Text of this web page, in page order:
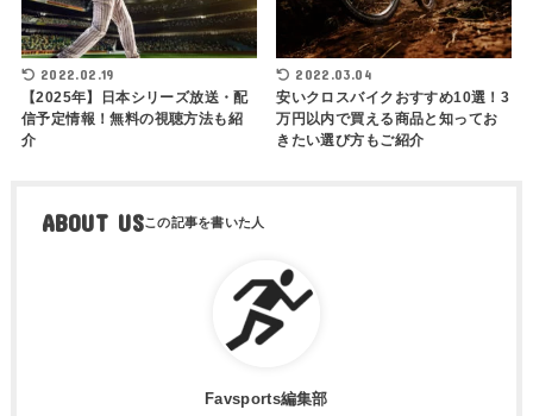
2022.02.19
【2025年】日本シリーズ放送・配
信予定情報！無料の視聴方法も紹
介
2022.03.04
安いクロスバイクおすすめ10選！3
万円以内で買える商品と知ってお
きたい選び方もご紹介
ABOUT US
Favsports編集部